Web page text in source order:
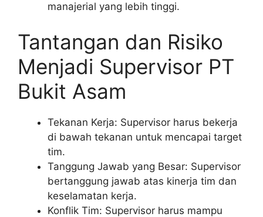
manajerial yang lebih tinggi.
Tantangan dan Risiko
Menjadi Supervisor PT
Bukit Asam
Tekanan Kerja: Supervisor harus bekerja
di bawah tekanan untuk mencapai target
tim.
Tanggung Jawab yang Besar: Supervisor
bertanggung jawab atas kinerja tim dan
keselamatan kerja.
Konflik Tim: Supervisor harus mampu